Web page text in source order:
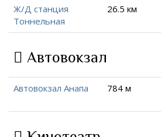
Ж/Д станция
Тоннельная
26.5 км
Автовокзал
Автовокзал Анапа 784 м